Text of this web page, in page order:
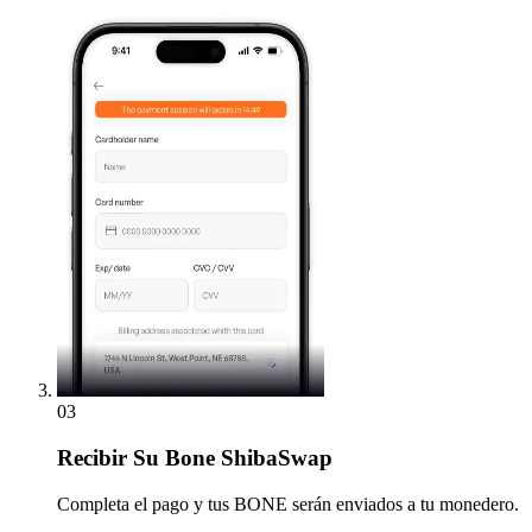
03
Recibir Su Bone ShibaSwap
Completa el pago y tus BONE serán enviados a tu monedero.